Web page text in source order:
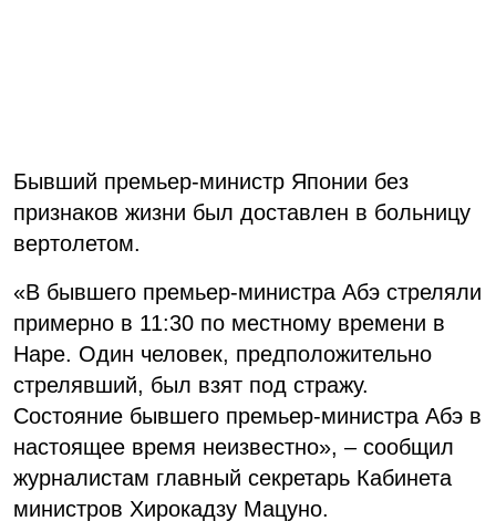
Бывший премьер-министр Японии без
признаков жизни был доставлен в больницу
вертолетом.
«В бывшего премьер-министра Абэ стреляли
примерно в 11:30 по местному времени в
Наре. Один человек, предположительно
стрелявший, был взят под стражу.
Состояние бывшего премьер-министра Абэ в
настоящее время неизвестно», – сообщил
журналистам главный секретарь Кабинета
министров Хирокадзу Мацуно.